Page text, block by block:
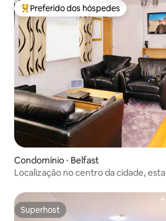
Entre os melhores preferidos dos
Preferido dos hóspedes
Condomínio ⋅ Belfast
Localização no centro da cidade,
Superhost
Superhost